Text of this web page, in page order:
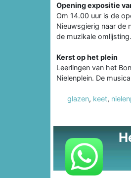
Opening expositie
Om 14.00 uur is de
Nieuwsgierig naar de
de muzikale omlijsting.
Kerst op het plein
Leerlingen van het
Nielenplein. De
glazen, keet,